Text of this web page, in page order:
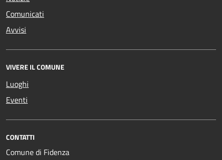
Comunicati
Avvisi
VIVERE IL COMUNE
Luoghi
Eventi
CONTATTI
Comune di Fidenza